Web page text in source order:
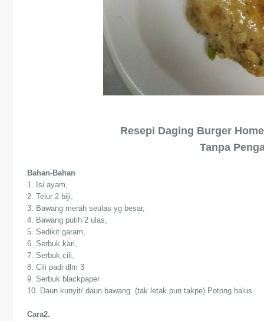
Resepi Daging Burger
Tanpa
Bahan-Bahan
1. Isi ayam,
2. Telur 2 biji,
3. Bawang merah seulas yg besar,
4. Bawang putih 2 ulas,
5. Sedikit garam,
6. Serbuk kari,
7. Serbuk cili,
8. Cili padi dlm 3
9. Serbuk blackpaper
10. Daun kunyit/ daun bawang. (tak letak pun takpe) Potong halus.
Cara2.